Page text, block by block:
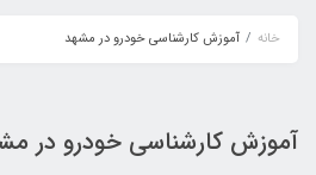
خانه آموزش کارشناسی خودرو در مشهد
آموزش کارشناسی خودرو در